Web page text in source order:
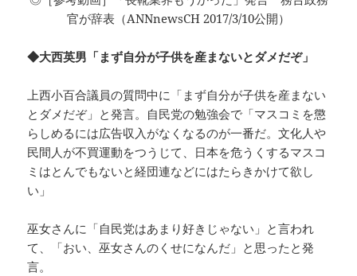
官が辞表（ANNnewsCH 2017/3/10公開）
◆大西英男「まず自分が子供を産まないとダメだぞ」
上西小百合議員の質問中に「まず自分が子供を産まない
とダメだぞ」と発言。自民党の勉強会で「マスコミを懲
らしめるには広告収入がなくなるのが一番だ。文化人や
民間人が不買運動をつうじて、日本を危うくするマスコ
ミはとんでもないと経団連などにはたらきかけて欲し
い」
巫女さんに「自民党はあまり好きじゃない」と言われ
て、「おい、巫女さんのくせになんだ」と思ったと発
言。